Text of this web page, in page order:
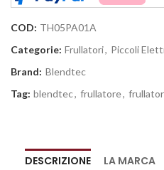
COD: TH05PA01A
Categorie: Frullatori, Piccoli
Brand: Blendtec
Tag: blendtec, frullatore,
DESCRIZIONE LA MARCA